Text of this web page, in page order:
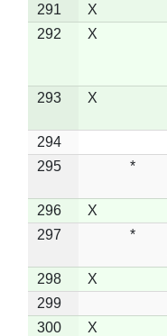
291
X
292
X
293 X
294
295
*
296
X
297
*
298
X
299
300
X